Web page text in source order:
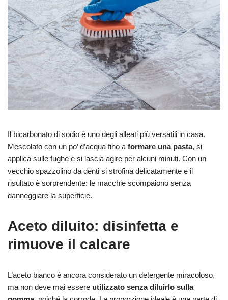
Il bicarbonato di sodio è uno degli alleati più versatili in casa.
Mescolato con un po’ d’acqua fino a formare una pasta, si
applica sulle fughe e si lascia agire per alcuni minuti. Con un
vecchio spazzolino da denti si strofina delicatamente e il
risultato è sorprendente: le macchie scompaiono senza
danneggiare la superficie.
Aceto diluito: disinfetta e
rimuove il calcare
L’aceto bianco è ancora considerato un detergente miracoloso,
ma non deve mai essere utilizzato senza diluirlo sulla